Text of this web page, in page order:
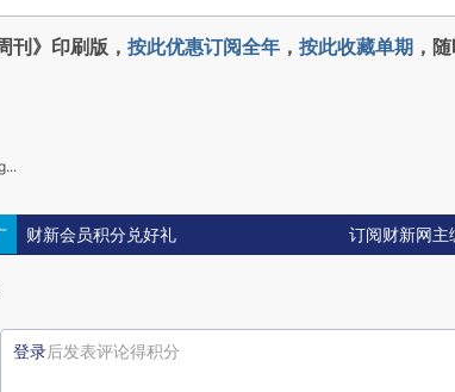
刊》印刷版， 按此优惠订阅全年 ， 按此收藏单期 ，
财新会员积分兑好礼 订阅财新网主
登录后发表评论得积分